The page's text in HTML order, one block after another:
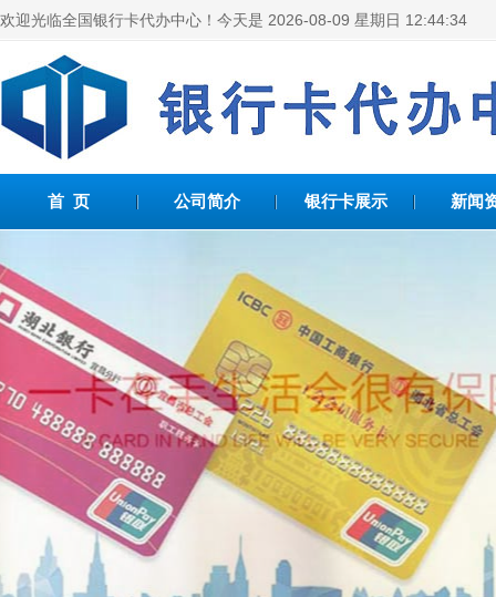
欢迎光临全国银行卡代办中心！今天是 2026-08-09 星期日 12:44:34
首 页 公司简介 银行卡展示 新闻